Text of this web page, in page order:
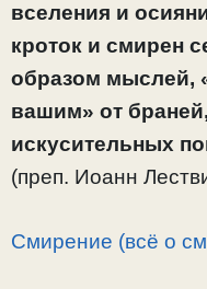
вселения и
кроток и смирен
образом мыслей,
вашим» от
искусительных
(преп. Иоанн
Смирение (всё о